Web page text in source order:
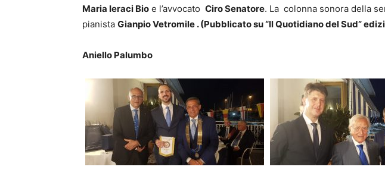
Maria Ieraci Bio e l’avvocato Ciro Senatore. La colonna sonora della
pianista Gianpio Vetromile . (Pubblicato su “Il Quotidiano del Sud”
Aniello Palumbo